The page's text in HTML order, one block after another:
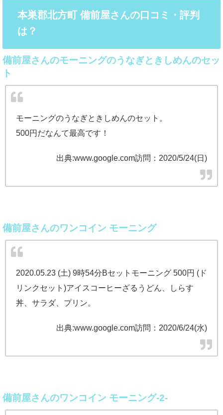
本巣郡北方町 備前屋さんの口コミ・評判
は？
備前屋さんのモーニングのうなぎときしめんのセッ
ト
モーニングのうなぎときしめんのセット。
500円だなんて最高です！
出典:www.google.com訪問：2020/5/24(日)
備前屋さんのワンコイン モーニング
2020.05.23 (土) 9時54分Bセットモーニング 500円 (ド
リンクセット)アイスコーヒーざるうどん、しらす
丼、サラダ、プリン。
出典:www.google.com訪問：2020/6/24(水)
備前屋さんのワンコイン モーニング-2-